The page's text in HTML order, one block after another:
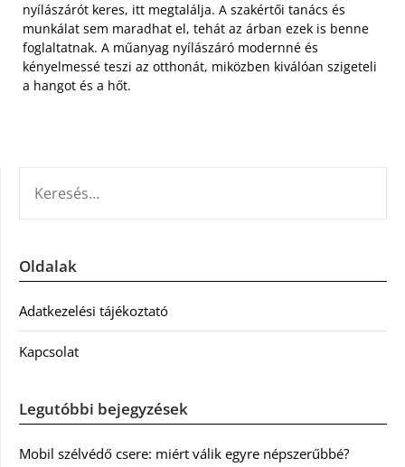
nyílászárót keres, itt megtalálja. A szakértői tanács és
munkálat sem maradhat el, tehát az árban ezek is benne
foglaltatnak. A műanyag nyílászáró modernné és
kényelmessé teszi az otthonát, miközben kiválóan szigeteli
a hangot és a hőt.
Oldalak
Adatkezelési tájékoztató
Kapcsolat
Legutóbbi bejegyzések
Mobil szélvédő csere: miért válik egyre népszerűbbé?